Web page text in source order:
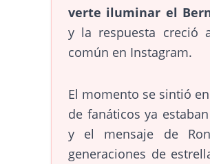
verte iluminar el
y la respuesta creció
común en Instagram.
El momento se sintió
de fanáticos ya
y el mensaje de
generaciones de